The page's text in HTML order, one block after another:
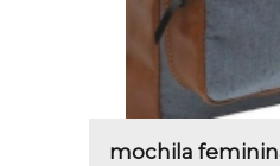
mochila